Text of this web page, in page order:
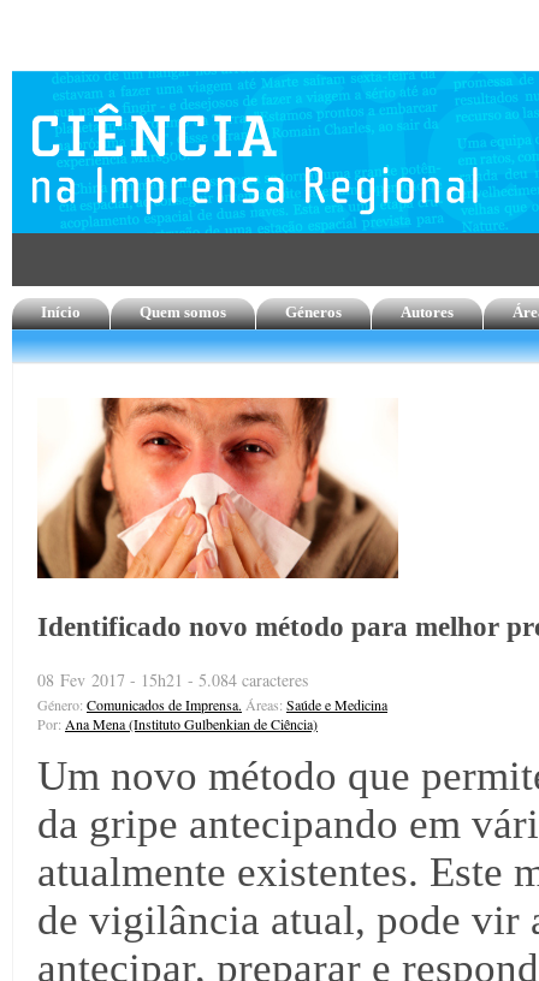
Início Quem somos Géneros Autores
Identificado novo método para melhor
08 Fev 2017 - 15h21 - 5.084 caracteres
Género: Comunicados de Imprensa. Áreas: Saúde e Medicina
Por: Ana Mena (Instituto Gulbenkian de Ciência)
Um novo método que
da gripe antecipando em
atualmente existentes. Este
de vigilância atual, pode vir
antecipar, preparar e